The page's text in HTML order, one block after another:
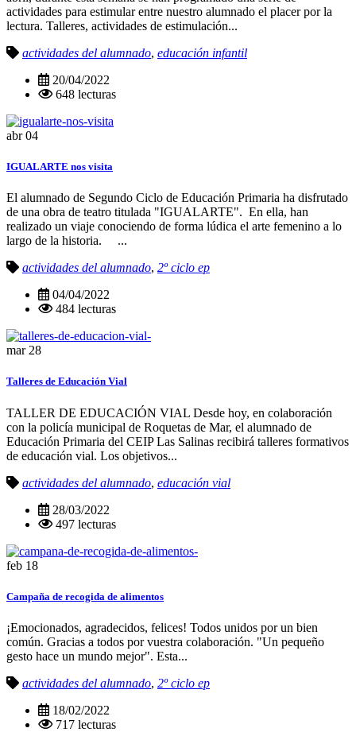
actividades para estimular entre nuestro alumnado el placer por la
lectura. Talleres, actividades de estimulación...
actividades del alumnado, educación infantil
20/04/2022
648 lecturas
abr 04
IGUALARTE nos visita
El alumnado de Segundo Ciclo de Educación Primaria ha disfrutado
de una obra de teatro titulada "IGUALARTE". En ella, han
realizado un viaje conociendo de forma lúdica el arte femenino a lo
largo de la historia. ...
actividades del alumnado, 2º ciclo ep
04/04/2022
484 lecturas
mar 28
Talleres de Educación Vial
TALLER DE EDUCACIÓN VIAL Desde hoy, en colaboración
con la policía municipal de Roquetas de Mar, el alumnado de
Educación Primaria del CEIP Las Salinas recibirá talleres formativos
de educación vial. Los objetivos...
actividades del alumnado, educación vial
28/03/2022
497 lecturas
feb 18
Campaña de recogida de alimentos
¡Emocionados, agradecidos, felices! Todos unidos por un bien
común. Gracias a todos por vuestra colaboración. "Un pequeño
gesto hace un mundo mejor". Esta...
actividades del alumnado, 2º ciclo ep
18/02/2022
717 lecturas